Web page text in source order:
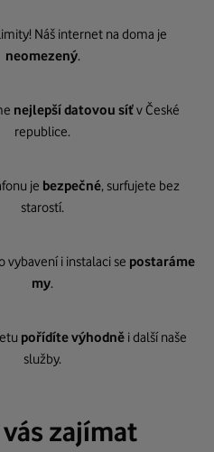
Náš internet na doma je
neomezený.
nejlepší datovou síťv České
republice.
je bezpečné, surfujete bez
starostí.
vybavení i instalaci se postaráme
my.
pořídíte výhodně i další naše
služby.
zajímat